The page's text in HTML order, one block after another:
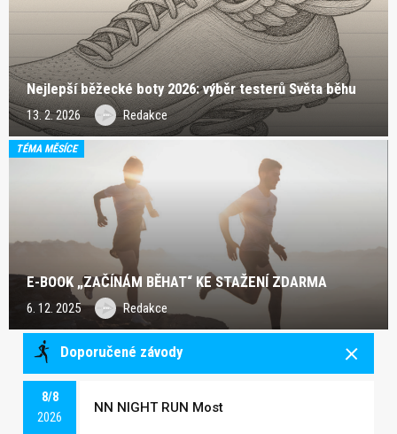
Nejlepší běžecké boty 2026: výběr testerů Světa běhu
13. 2. 2026 Redakce
TÉMA MĚSÍCE
E-BOOK „ZAČÍNÁM BĚHAT“ KE STAŽENÍ ZDARMA
6. 12. 2025 Redakce
Doporučené závody
8/8
2026
NN NIGHT RUN Most